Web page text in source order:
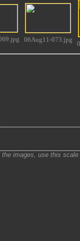
06Aug11-073.jpg
images, use this